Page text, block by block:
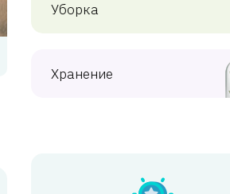
Уборка
Хранение